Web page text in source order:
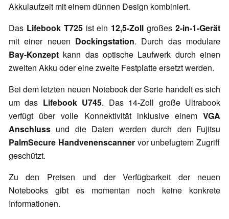
Akkulaufzeit mit einem dünnen Design kombiniert.
Das Lifebook T725ist ein 12,5-Zollgroßes 2-in-1-Gerät
mit einer neuen Dockingstation. Durch das modulare
Bay-Konzept kann das optische Laufwerk durch einen
zweiten Akku oder eine zweite Festplatte ersetzt werden.
Bei dem letzten neuen Notebook der Serie handelt es sich
um das Lifebook U745. Das 14-Zoll große Ultrabook
verfügt über volle Konnektivität inklusive einem VGA
Anschluss und die Daten werden durch den Fujitsu
PalmSecure Handvenenscanner vor unbefugtem Zugriff
geschützt.
Zu den Preisen und der Verfügbarkeit der neuen
Notebooks gibt es momentan noch keine konkrete
Informationen.